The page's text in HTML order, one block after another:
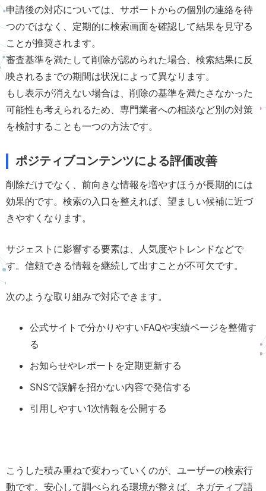
申請後の対応については、サポートからの個別の連絡を待
つのではなく、定期的に検索画面を確認して結果を見守る
ことが推奨されます。
審査基準を満たして削除が認められた場合、検索結果に反
映されるまでの期間は状況によって異なります。
もし表示が消えない場合は、削除の基準を満たさなかった
可能性も考えられるため、専門業者への相談など別の対策
を検討することも一つの方法です。
ポジティブコンテンツによる評価改善
削除だけでなく、前向きな情報を増やすほうが長期的には
効果的です。検索の入口を整えれば、望ましい候補に近づ
きやすくなります。
サジェストに影響する要素は、人気度やトレンドなどで
す。信頼できる情報を継続して出すことが不可欠です。
次のような取り組みで対応できます。
公式サイトで分かりやすいFAQや実績ページを整備す
る
お知らせやレポートを定期更新する
SNSで誤解を招かない内容で発信する
引用しやすい1次情報を公開する
こうした積み重ねで変わっていくのが、ユーザーの検索行
動です。安心して調べられる環境が整えば、ネガティブ語